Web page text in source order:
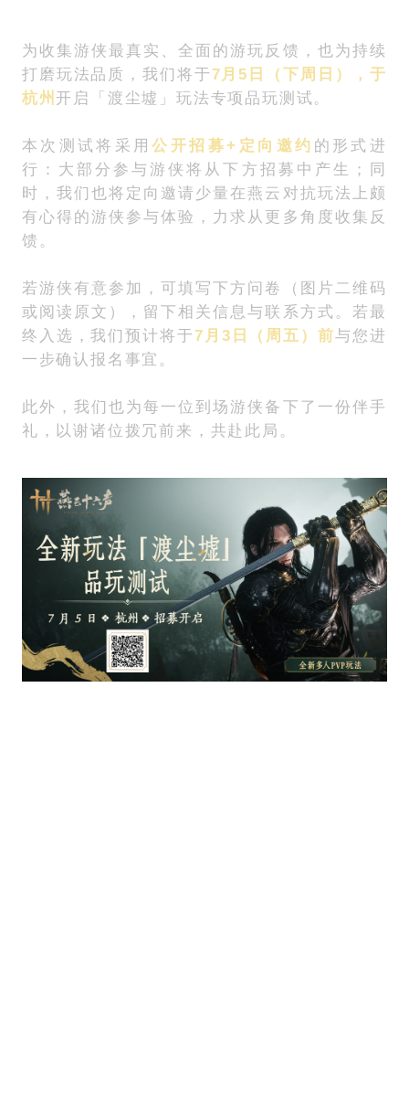
为收集游侠最真实、全面的游玩反馈，也为持续
打磨玩法品质，我们将于7月5日（下周日），于
杭州开启「渡尘墟」玩法专项品玩测试。
本次测试将采用公开招募+定向邀约 的形式进
行：大部分参与游侠将从下方招募中产生；同
时，我们也将定向邀请少量在燕云对抗玩法上颇
有心得的游侠参与体验，力求从更多角度收集反
馈。
若游侠有意参加，可填写下方问卷（图片二维码
或阅读原文），留下相关信息与联系方式。若最
终入选，我们预计将于7月3日（周五）前与您进
一步确认报名事宜。
此外，我们也为每一位到场游侠备下了一份伴手
礼，以谢诸位拨冗前来，共赴此局。